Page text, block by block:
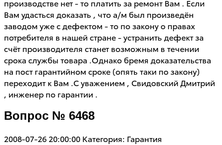
производстве нет - то платить за ремонт Вам . Если
Вам удасться доказать , что а/м был произведён
заводом уже с дефектом - то по закону о правах
потребителя в нашей стране - устранить дефект за
счёт производителя станет возможным в течении
срока службы товара .Однако бремя доказательства
на пост гарантийном сроке (опять таки по закону)
переходит к Вам .С уважением , Свидовский Дмитрий
, инженер по гарантии .
Вопрос № 6468
2008-07-26 20:00:00 Категория: Гарантия